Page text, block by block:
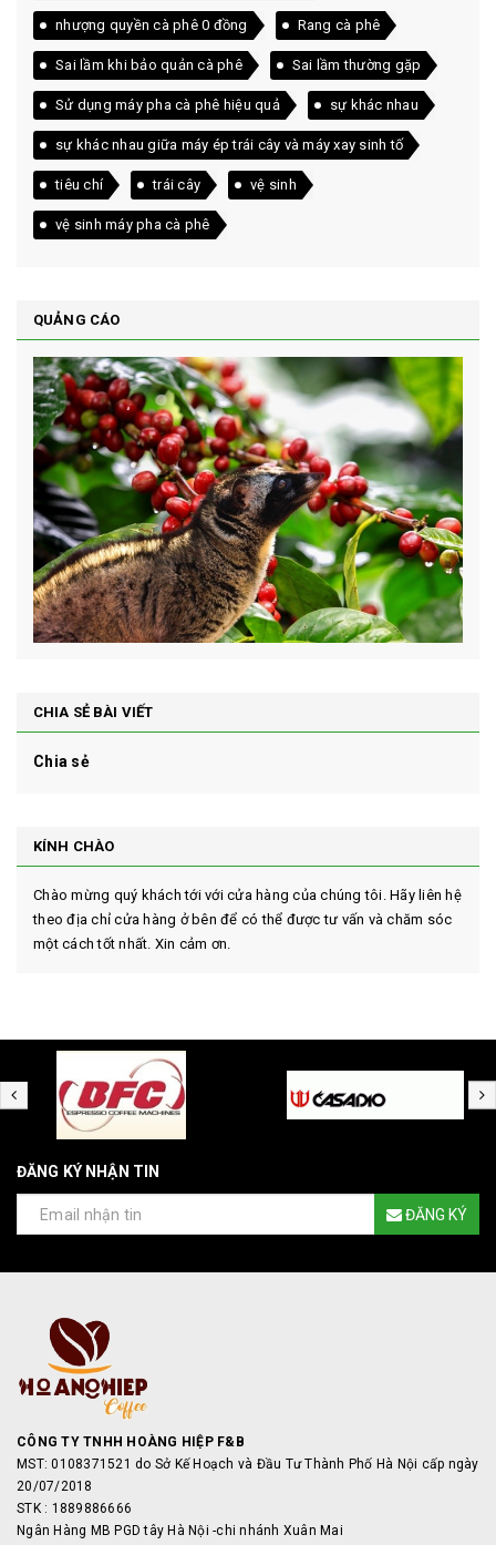
nhượng quyền cà phê 0 đồng Rang cà phê
Sai lầm khi bảo quản cà phê Sai lầm thường gặp
Sử dụng máy pha cà phê hiệu quả sự khác nhau
sự khác nhau giữa máy ép trái cây và máy xay sinh tố
tiêu chí trái cây vệ sinh
vệ sinh máy pha cà phê
QUẢNG CÁO
CHIA SẺ BÀI VIẾT
Chia sẻ
KÍNH CHÀO
Chào mừng quý khách tới với cửa hàng của chúng tôi. Hãy liên hệ
theo địa chỉ cửa hàng ở bên để có thể được tư vấn và chăm sóc
một cách tốt nhất. Xin cảm ơn.
ĐĂNG KÝ NHẬN TIN
ĐĂNG KÝ
CÔNG TY TNHH HOÀNG HIỆP F&B
MST: 0108371521 do Sở Kế Hoạch và Đầu Tư Thành Phố Hà Nội cấp ngày
20/07/2018
STK : 1889886666
Ngân Hàng MB PGD tây Hà Nội -chi nhánh Xuân Mai